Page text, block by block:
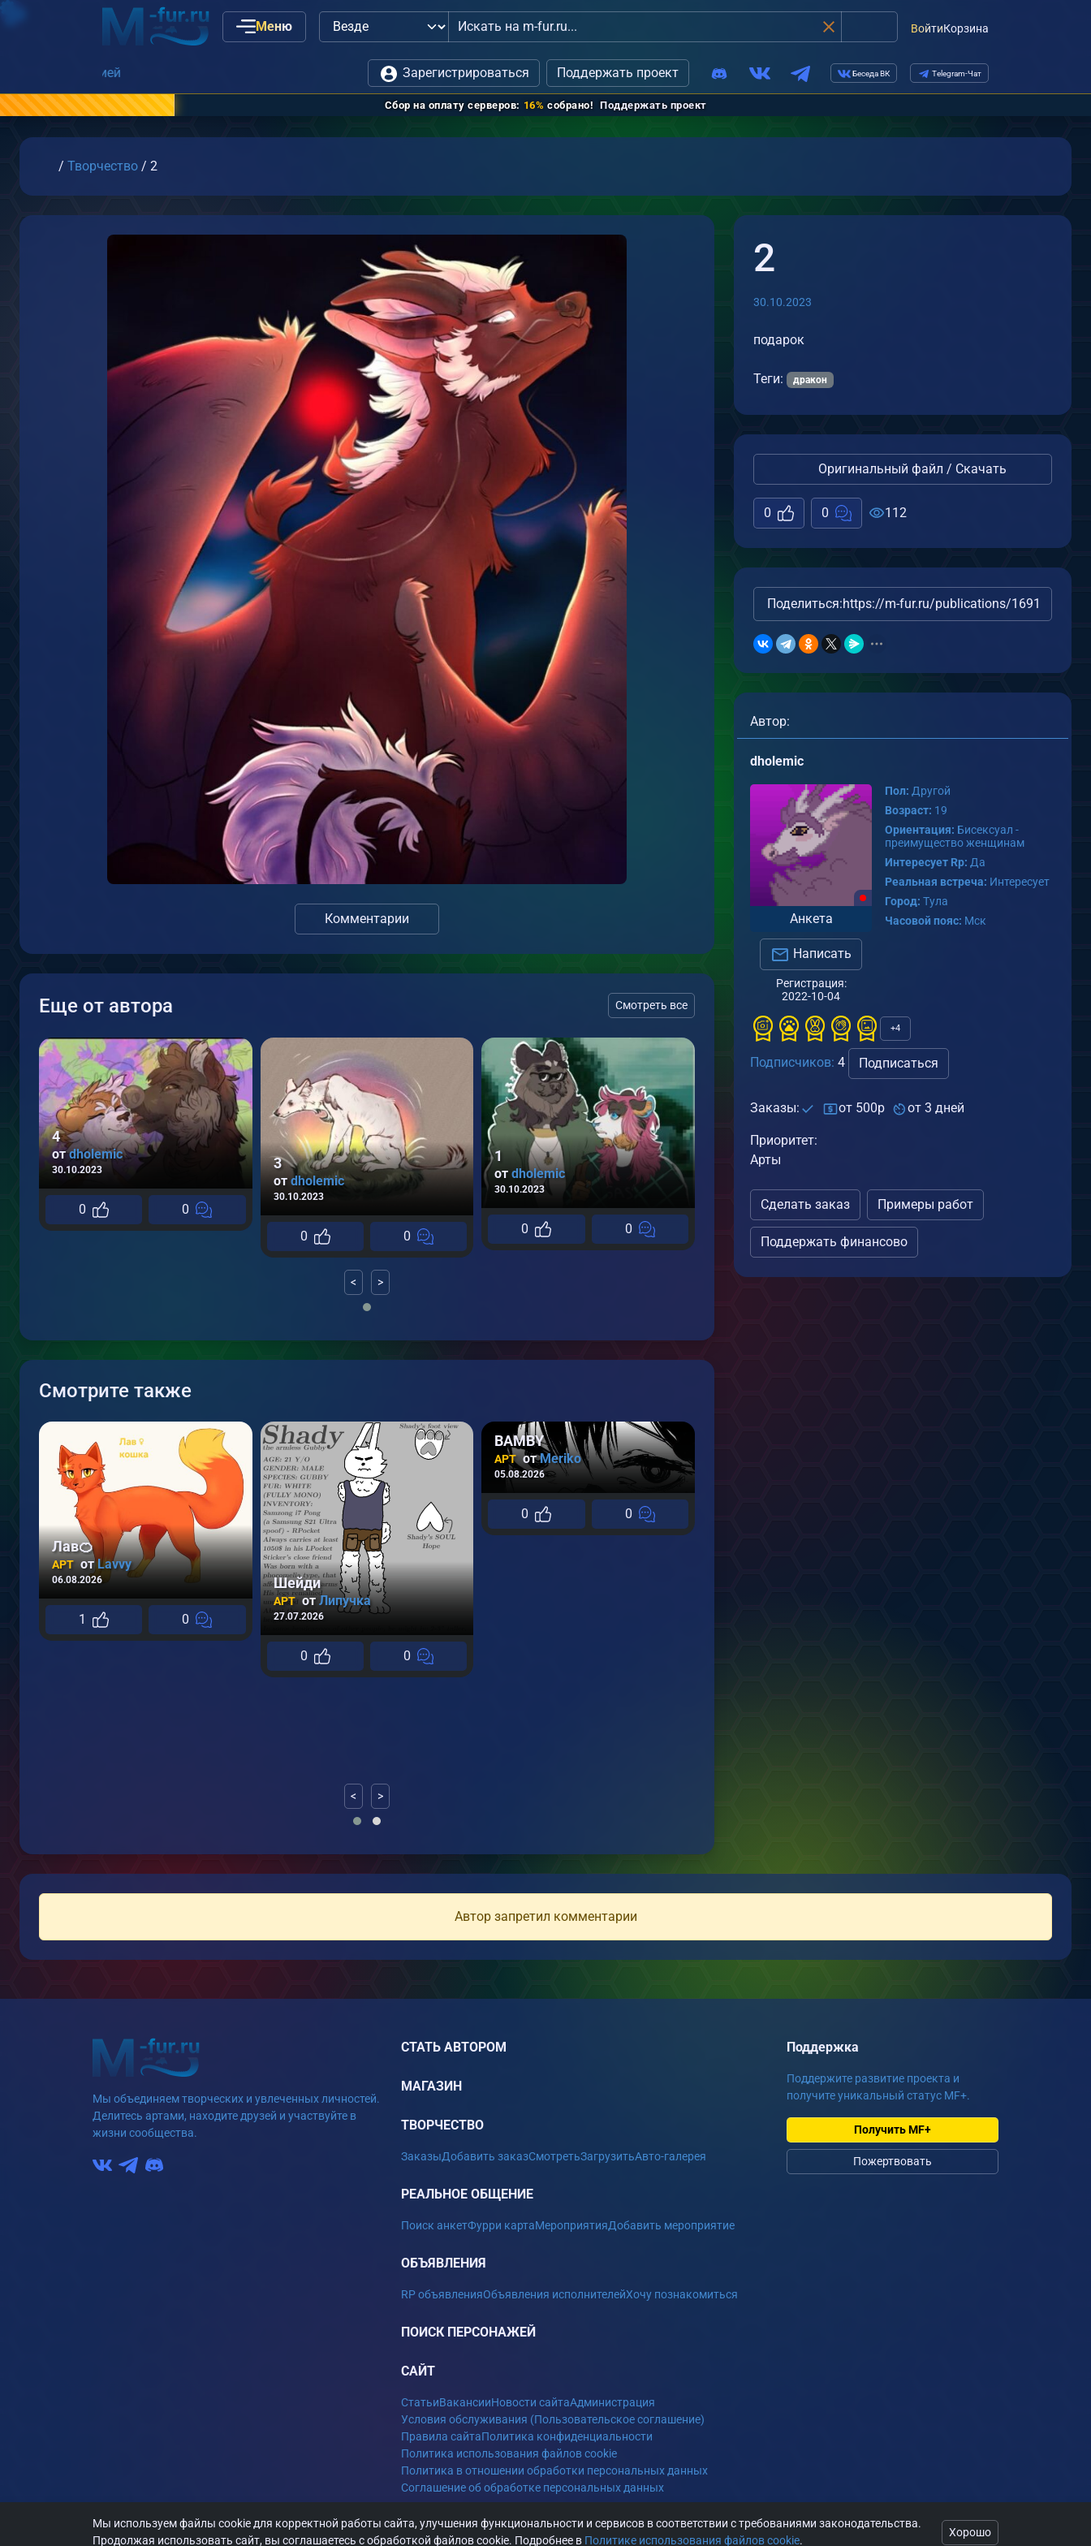
Меню ВойтиКорзина
илисвязь с администрацией
Зарегистрироваться Поддержать проект Беседа ВК Telegram-Чат
Сбор на оплату серверов: 16% собрано! Поддержать проект
Главная
/ Творчество / 2
Комментарии
Еще от автора Смотреть все
4
отdholemic
30.10.2023
0 0
3
отdholemic
30.10.2023
0 0
1
отdholemic
30.10.2023
0 0
< >
Смотрите также
Лав🍊
АРТ отLavvy
06.08.2026
1 0
Шейди
АРТ отЛипучка
27.07.2026
0 0
BAMBY
АРТ отMeriko
05.08.2026
0 0
< >
2
30.10.2023
подарок
Теги: дракон
Оригинальный файл / Скачать
0 0 112
Поделиться:https://m-fur.ru/publications/16912/
Автор:
dholemic
Анкета
Написать
Регистрация:
2022-10-04
Пол: Другой
Возраст: 19
Ориентация: Бисексуал -
преимущество женщинам
Интересует Rp: Да
Реальная встреча: Интересует
Город: Тула
Часовой пояс: Мск
+4
Подписчиков: 4 Подписаться
Заказы: от 500р от 3 дней
Приоритет:
Арты
Сделать заказ Примеры работ
Поддержать финансово
Автор запретил комментарии
Мы объединяем творческих и увлеченных личностей.
Делитесь артами, находите друзей и участвуйте в
жизни сообщества.
СТАТЬ АВТОРОМ
МАГАЗИН
ТВОРЧЕСТВО
ЗаказыДобавить заказСмотретьЗагрузитьАвто-галерея
РЕАЛЬНОЕ ОБЩЕНИЕ
Поиск анкетФурри картаМероприятияДобавить мероприятие
ОБЪЯВЛЕНИЯ
RP объявленияОбъявления исполнителейХочу познакомиться
ПОИСК ПЕРСОНАЖЕЙ
САЙТ
СтатьиВакансииНовости сайтаАдминистрация
Условия обслуживания (Пользовательское соглашение)
Правила сайтаПолитика конфиденциальности
Политика использования файлов cookie
Политика в отношении обработки персональных данных
Соглашение об обработке персональных данных
Поддержка
Поддержите развитие проекта и
получите уникальный статус MF+.
Получить MF+
Пожертвовать
Мы используем файлы cookie для корректной работы сайта, улучшения функциональности и сервисов в соответствии с требованиями законодательства.
Продолжая использовать сайт, вы соглашаетесь с обработкой файлов cookie. Подробнее в Политике использования файлов cookie.
Хорошо